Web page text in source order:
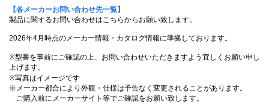
【各メーカーお問い合わせ先一覧】
製品に関するお問い合わせはこちらからお願い致します。
2026年4月時点のメーカー情報・カタログ情報に準拠しております。
※型番を事前にご確認の上、お問い合わせいただきますよう宜しくお願い申し
上げます。
※写真はイメージです
※メーカー都合により外観・仕様は予告なく変更されることがあります。
ご購入前にメーカーサイト等でご確認をお願い致します。